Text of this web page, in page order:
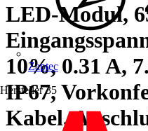
Zaptec
Hersteller 35
LED-Modul,
10%, 0.31 A,
IP67,
Kabel,